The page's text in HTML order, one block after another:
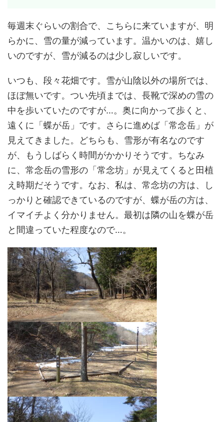
毎週末ぐらいの割合で、こちらに来ていますが、明
らかに、雪の量が減っています。温かいのは、嬉し
いのですが、雪が減るのは少し寂しいです。
いつも、段々花畑です。雪が山陰以外の場所では、
ほぼ無いです。つい先頃までは、長靴で深めの雪の
中を歩いていたのですが…。奥に向かって歩くと、
遠くに「蝶が岳」です。さらに進めば「常念岳」が
見えてきました。どちらも、雪形が有名なのです
が、もうしばらく時間がかかりそうです。ちなみ
に、常念岳の雪形の「常念坊」が見えてくると田植
え時期だそうです。なお、私は、常念坊の方は、し
っかりと確認できているのですが、蝶が岳の方は、
イマイチよく分かりません。最初は隣の山を蝶が岳
と間違っていた程度なので…。